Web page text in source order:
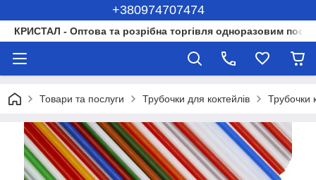
+380974707474
КРИСТАЛ - Оптова та розрібна торгівля одноразовим
Товари та послуги Трубочки для коктейлів Трубочки